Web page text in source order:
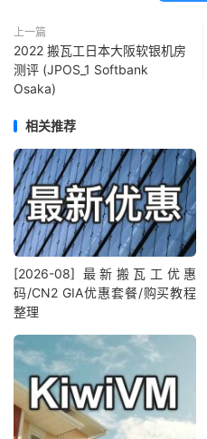
上一篇
2022 搬瓦工日本大阪软银机房
测评 (JPOS_1 Softbank
Osaka)
相关推荐
[2026-08] 最新搬瓦工优惠
码/CN2 GIA优惠套餐/购买教程
整理